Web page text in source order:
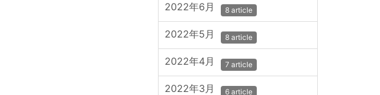
2022年6月 8 article
2022年5月 8 article
2022年4月 7 article
2022年3月 6 article